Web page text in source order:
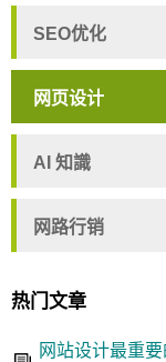
SEO优化
网页设计
AI 知識
网路行销
热门文章
网站设计最重